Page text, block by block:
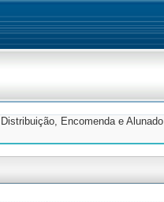
Encomenda e Alunado